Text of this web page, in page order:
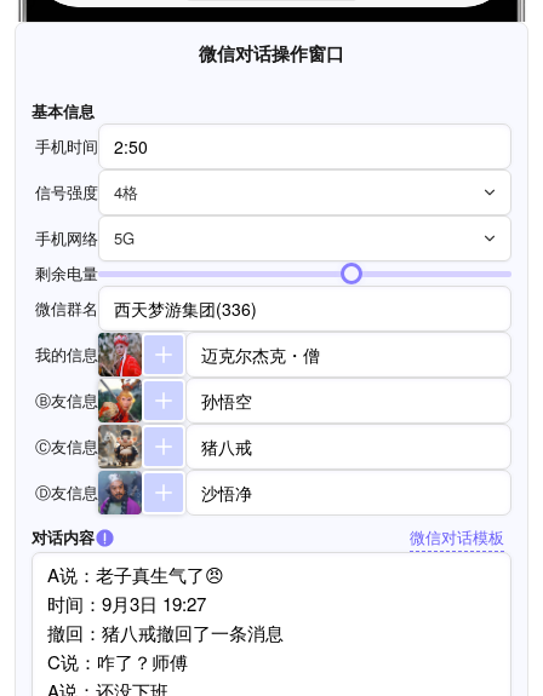
你个死猴子
迈克尔杰克・僧
孙悟空
Ծ‸Ծ 尴尬
迈克尔杰克・僧
快点给我打开
孙悟空
不好意思，师傅，我到家了😅
孙悟空
微信对话操作窗口
基本信息
手机时间
信号强度
4格
手机网络
5G
剩余电量
微信群名
我的信息
Ⓑ友信息
Ⓒ友信息
Ⓓ友信息
对话内容
微信对话模板